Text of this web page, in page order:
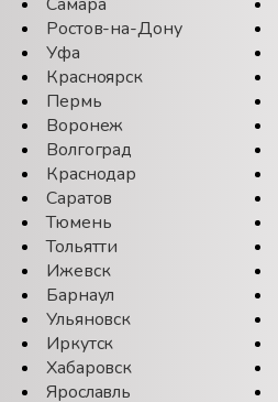
Ростов-на-Дону
Уфа
Красноярск
Пермь
Воронеж
Волгоград
Краснодар
Саратов
Тюмень
Тольятти
Ижевск
Барнаул
Ульяновск
Иркутск
Хабаровск
Ярославль